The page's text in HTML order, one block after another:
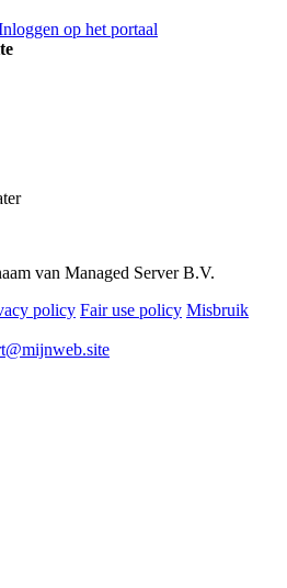
op het portaal
van Managed Server B.V.
policy Fair use policy Misbruik